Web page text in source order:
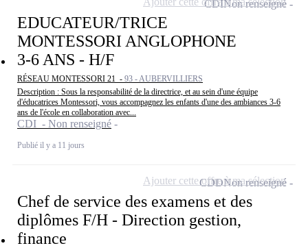
EDUCATEUR/TRICE
MONTESSORI ANGLOPHONE
3-6 ANS - H/F
RÉSEAU MONTESSORI 21 - 93 - AUBERVILLIERS
Description : Sous la responsabilité de la directrice, et au sein d'une équipe
d'éducatrices Montessori, vous accompagnez les enfants d'une des ambiances 3-6
ans de l'école en collaboration avec...
CDI - Non renseigné
Publié il y a 11 jours
CDINon renseigné
Chef de service des examens et des
diplômes F/H - Direction gestion,
finance
CDDNon renseigné
Ajouter cette offre à ma sélection